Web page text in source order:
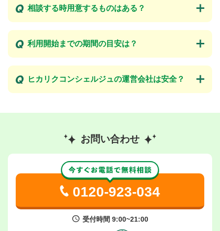
相談する時用意するものはある？
利用開始までの期間の目安は？
ヒカリクコンシェルジュの運営会社は安全？
お問い合わせ
0120-923-034
受付時間 9:00~21:00